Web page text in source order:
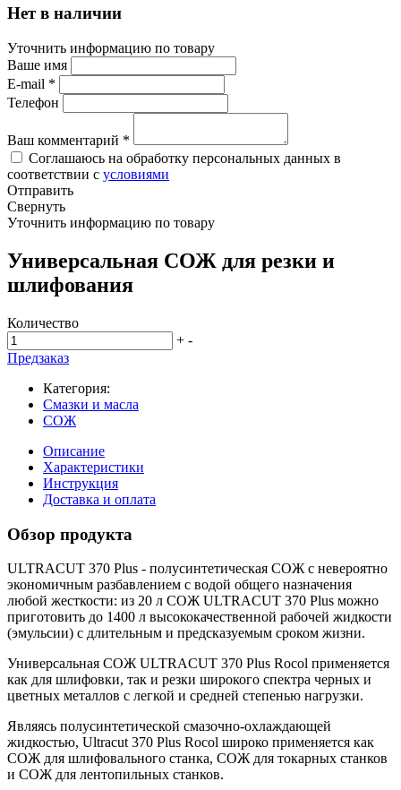
Нет в наличии
Уточнить информацию по товару
Ваше имя
E-mail *
Телефон
Ваш комментарий *
Соглашаюсь на обработку персональных данных в
соответствии с условиями
Отправить
Свернуть
Уточнить информацию по товару
Универсальная СОЖ для резки и
шлифования
Количество
+ -
Предзаказ
Категория:
Смазки и масла
СОЖ
Описание
Характеристики
Инструкция
Доставка и оплата
Обзор продукта
ULTRACUT 370 Plus - полусинтетическая СОЖ с невероятно
экономичным разбавлением с водой общего назначения
любой жесткости: из 20 л СОЖ ULTRACUT 370 Plus можно
приготовить до 1400 л высококачественной рабочей жидкости
(эмульсии) с длительным и предсказуемым сроком жизни.
Универсальная СОЖ ULTRACUT 370 Plus Rocol применяется
как для шлифовки, так и резки широкого спектра черных и
цветных металлов с легкой и средней степенью нагрузки.
Являясь полусинтетической смазочно-охлаждающей
жидкостью, Ultracut 370 Plus Rocol широко применяется как
СОЖ для шлифовального станка, СОЖ для токарных станков
и СОЖ для лентопильных станков.